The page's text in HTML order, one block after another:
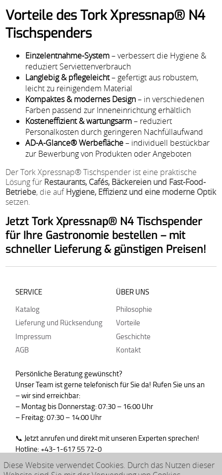
Vorteile des Tork Xpressnap® N4
Tischspenders
Einzelentnahme-System– verbessert die Hygiene &
reduziert Serviettenverbrauch
Langlebig & pflegeleicht– gefertigt aus robustem,
leicht zu reinigendem Material
Kompaktes & modernes Design– in verschiedenen
Farben passend zur Inneneinrichtung erhältlich
Kosteneffizient & wartungsarm– reduziert
Personalkosten durch geringeren Nachfüllaufwand
AD-A-Glance® Werbefläche– individuell bestückbar
zur Bewerbung von Produkten oder Angeboten
Der Tork Xpressnap® Tischspender ist eine praktische
Lösung für Restaurants, Cafés, Bäckereien und Fast-Food-
Betriebe, die aufHygiene, Effizienz und eine moderne Optik
setzen.
Jetzt Tork Xpressnap® N4 Tischspender
für Ihre Gastronomie bestellen – mit
schneller Lieferung & günstigen Preisen!
SERVICE
Katalog
Lieferung und Rücksendung
Impressum
AGB
ÜBER UNS
Philosophie
Vorteile
Geschichte
Kontakt
Persönliche Beratung gewünscht?
Unser Team ist gerne telefonisch für Sie da! Rufen Sie uns an
– wir sind erreichbar:
– Montag bis Donnerstag: 07:30 – 16:00 Uhr
– Freitag: 07:30 – 14:00 Uhr
📞 Jetzt anrufen und direkt mit unseren Experten sprechen!
Hotline: +43-1-617 55 72-0
WhatsApp : +43-664-99830765
Diese Website verwendet Cookies. Durch das Nutzen dieser